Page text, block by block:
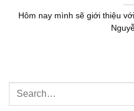
Hôm nay mình sẽ giới thiệu